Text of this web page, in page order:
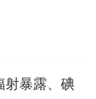
射暴露、碘